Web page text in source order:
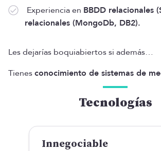
Experiencia en BBDD relacionales
relacionales (MongoDb, DB2).
Les dejarías boquiabiertos si además…
Tienesconocimiento de sistemas de
Tecnologías
Innegociable